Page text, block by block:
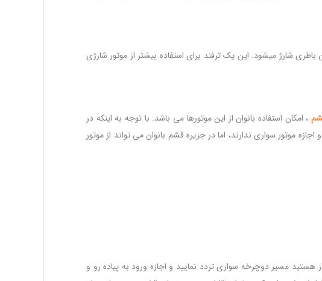
باطری شارژ میشود. این یک ترفند برای استفاده بیشتر از موتور شارژی
، امکان استفاده بانوان از این موتورها می باشد. با توجه به اینکه در
موتور سواری ندارند، اما در جزیره قشم بانوان می تواند از موتور
مسیر دوچرخه سواری تردد نمایید و اجازه ورود به پیاده رو و